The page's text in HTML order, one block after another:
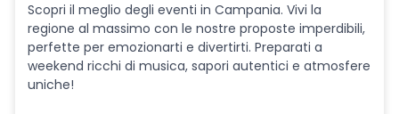
Scopri il meglio degli eventi in Campania. Vivi la
regione al massimo con le nostre proposte imperdibili,
perfette per emozionarti e divertirti. Preparati a
weekend ricchi di musica, sapori autentici e atmosfere
uniche!